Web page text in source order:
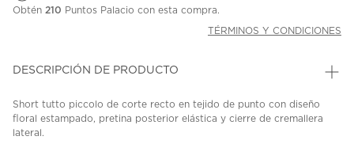
Obtén 210 Puntos Palacio con esta compra.
TÉRMINOS Y CONDICIONES
DESCRIPCIÓN DE PRODUCTO
Short tutto piccolo de corte recto en tejido de punto con diseño
floral estampado, pretina posterior elástica y cierre de cremallera
lateral.